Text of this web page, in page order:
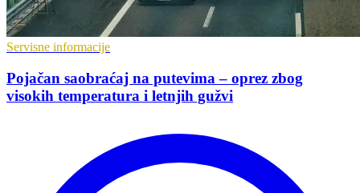
Servisne informacije
Pojačan saobraćaj na putevima – oprez zbog
visokih temperatura i letnjih gužvi